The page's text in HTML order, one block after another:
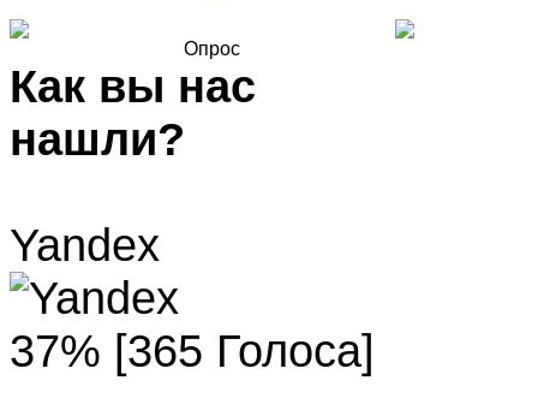
Опрос
Как вы нас
нашли?
Yandex
37% [365 Голоса]